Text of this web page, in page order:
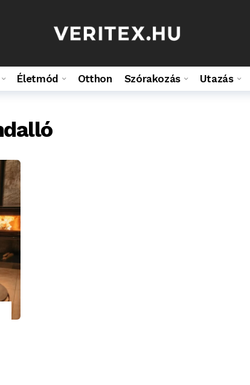
Életmód Otthon Szórakozás Utazás